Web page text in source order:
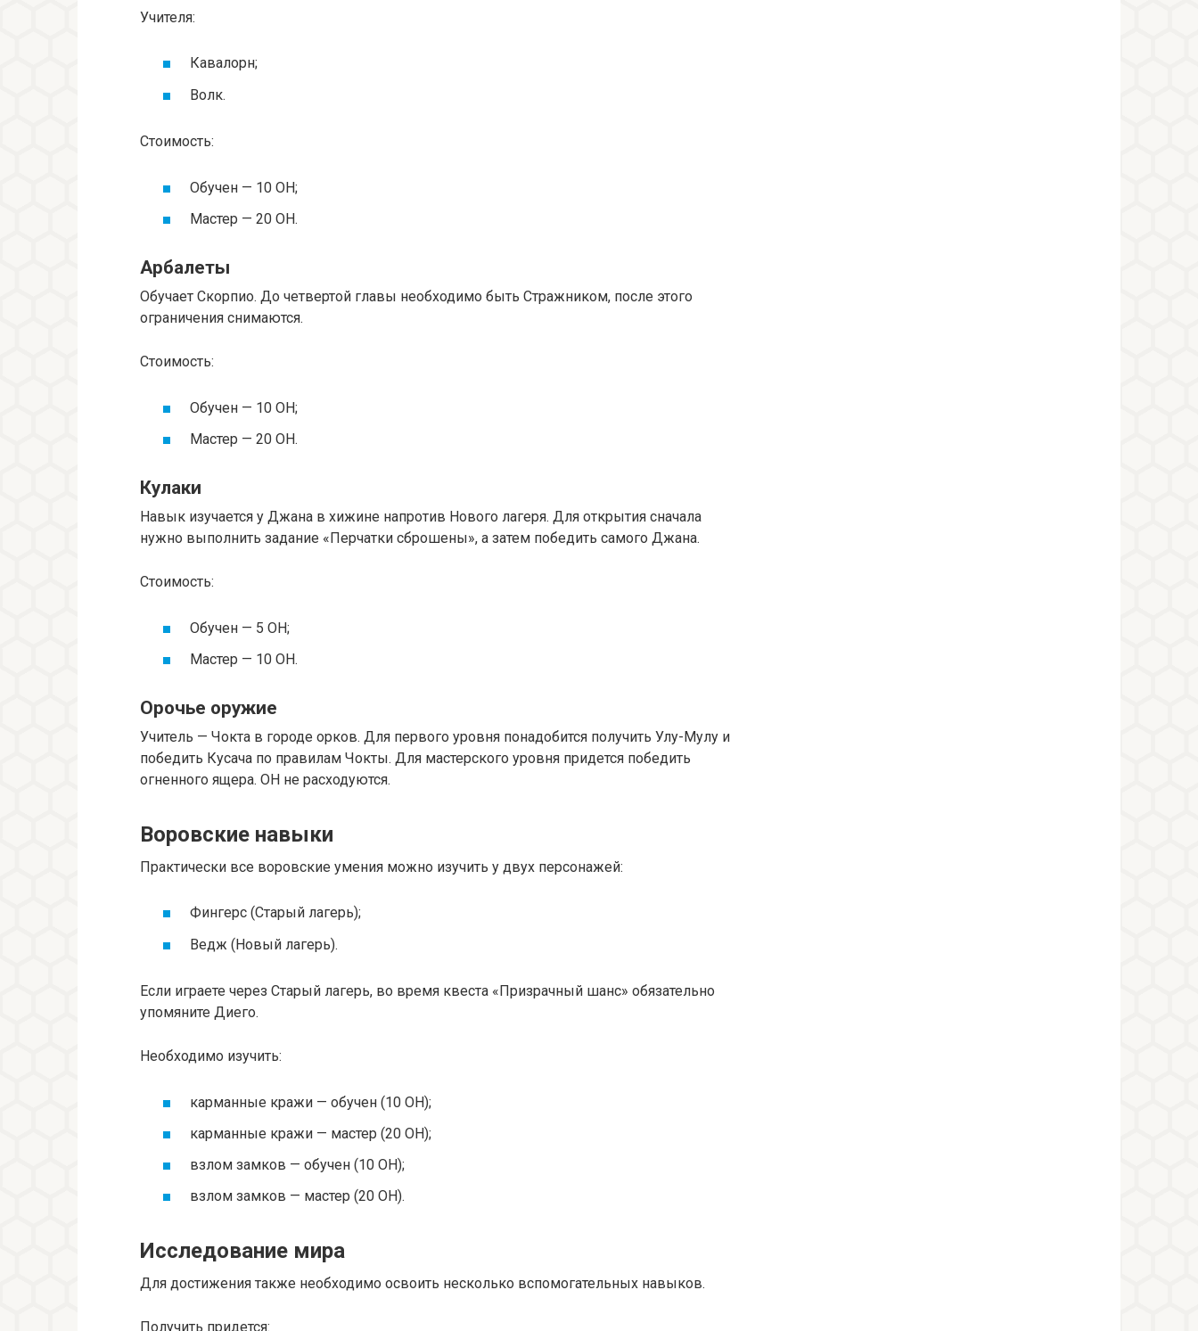
Учителя:
Кавалорн;
Волк.
Стоимость:
Обучен — 10 ОН;
Мастер — 20 ОН.
Арбалеты
Обучает Скорпио. До четвертой главы необходимо быть Стражником, после этого
ограничения снимаются.
Стоимость:
Обучен — 10 ОН;
Мастер — 20 ОН.
Кулаки
Навык изучается у Джана в хижине напротив Нового лагеря. Для открытия сначала
нужно выполнить задание «Перчатки сброшены», а затем победить самого Джана.
Стоимость:
Обучен — 5 ОН;
Мастер — 10 ОН.
Орочье оружие
Учитель — Чокта в городе орков. Для первого уровня понадобится получить Улу-Мулу и
победить Кусача по правилам Чокты. Для мастерского уровня придется победить
огненного ящера. ОН не расходуются.
Воровские навыки
Практически все воровские умения можно изучить у двух персонажей:
Фингерс (Старый лагерь);
Ведж (Новый лагерь).
Если играете через Старый лагерь, во время квеста «Призрачный шанс» обязательно
упомяните Диего.
Необходимо изучить:
карманные кражи — обучен (10 ОН);
карманные кражи — мастер (20 ОН);
взлом замков — обучен (10 ОН);
взлом замков — мастер (20 ОН).
Исследование мира
Для достижения также необходимо освоить несколько вспомогательных навыков.
Получить придется: